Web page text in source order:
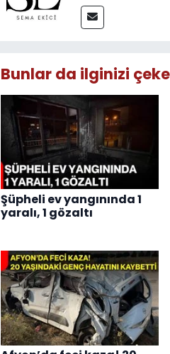
Bunlar da ilginizi
Şüpheli ev yangınında 1
yaralı, 1 gözaltı